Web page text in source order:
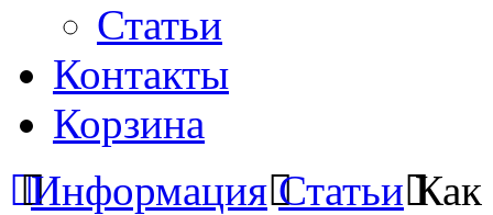
Статьи
Контакты
Корзина
Информация Статьи Как